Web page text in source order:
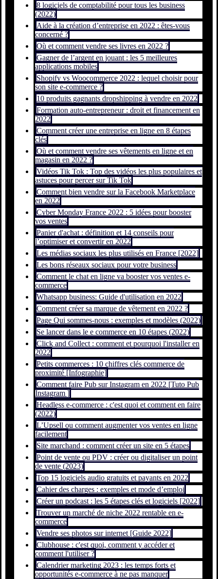
8 logiciels de comptabilité pour tous les business
(2022)
Aide à la création d’entreprise en 2022 : êtes-vous
concerné ?
Où et comment vendre ses livres en 2022 ?
Gagner de l’argent en jouant : les 5 meilleures
applications mobiles
Shopify vs Woocommerce 2022 : lequel choisir pour
son site e-commerce ?
10 produits gagnants dropshipping à vendre en 2022
Formation auto-entrepreneur : droit et financement en
2022
Comment créer une entreprise en ligne en 8 étapes
clés
Où et comment vendre ses vêtements en ligne et en
magasin en 2022 ?
Vidéos Tik Tok : Top des vidéos les plus populaires et
astuces pour percer sur Tik Tok
Comment bien vendre sur la Facebook Marketplace
en 2022
Cyber Monday France 2022 : 5 idées pour booster
vos ventes
Panier d'achat : définition et 14 conseils pour
l’optimiser et convertir en 2022
Les médias sociaux les plus utilisés en France [2022]
Les bons réseaux sociaux pour votre business
Comment le chat en ligne va booster vos ventes e-
commerce
Whatsapp business: Guide d'utilisation en 2022
Comment créer sa marque de vêtement en 2022 ?
Page Qui sommes-nous : exemples et modèles (2022)
Se lancer dans le e commerce en 10 étapes (2022)
Click and Collect : comment et pourquoi l'installer en
2022
Petits commerces : 10 chiffres clés commerce de
proximité [Infographie]
Comment faire Pub sur Instagram en 2022 [Tuto Pub
Instagram ]
Headless e-commerce : c'est quoi et comment en faire
(2022)
L’Upsell ou comment augmenter vos ventes en ligne
facilement
Site marchand : comment créer un site en 5 étapes
Point de vente ou PDV : créer ou digitaliser un point
de vente (2023)
Top 15 logiciels audio gratuits et payants en 2022
Cahier des charges : exemples et mode d’emploi
Créer un podcast : les 5 étapes clés et logiciels [2022]
Trouver un marché de niche 2022 rentable en e-
commerce
Vendre ses photos sur internet [Guide 2022]
Clubhouse : c'est quoi, comment y accéder et
comment l'utiliser ?
Calendrier marketing 2023 : les temps forts et
opportunités e-commerce à ne pas manquer